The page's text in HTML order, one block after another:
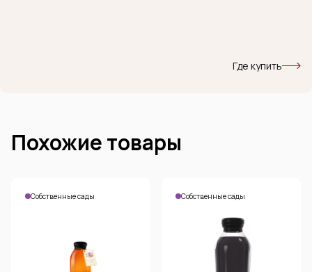
Где купить
Похожие товары
Собственные сады Собственные сады